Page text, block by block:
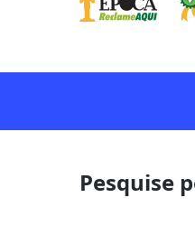
Pesquise